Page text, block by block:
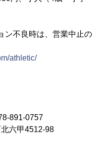
ン不良時は、営業中止の
athletic/
891-0757
六甲4512-98